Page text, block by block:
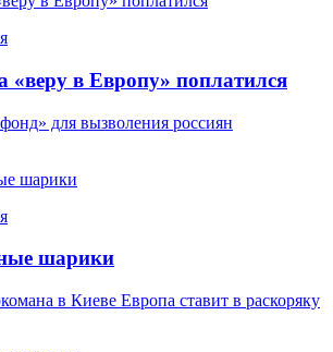
«веру в Европу» поплатился
для вызволения россиян
шарики
в Киеве Европа ставит в раскоряку